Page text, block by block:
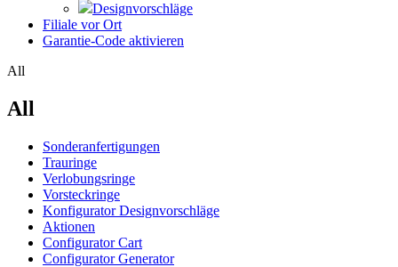
Designvorschläge
Filiale vor Ort
Garantie-Code aktivieren
All
All
Sonderanfertigungen
Trauringe
Verlobungsringe
Vorsteckringe
Konfigurator Designvorschläge
Aktionen
Configurator Cart
Configurator Generator